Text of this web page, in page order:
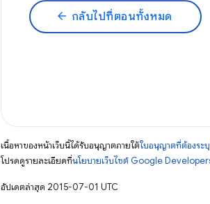
arrow_back กลับไปที่ตอนทั้งหมด
เนื้อหาของหน้าเว็บนี้ได้รับอนุญาตภายใต้ใบอนุญาตที่ต้องระ
โปรดดูรายละเอียดที่นโยบายเว็บไซต์ Google
อัปเดตล่าสุด 2015-07-01 UTC